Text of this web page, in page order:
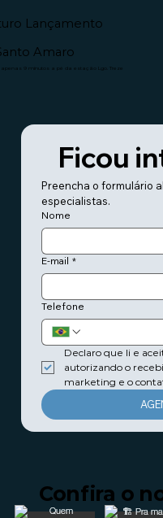
Amaro
9 minutos a pé da estação Lgo. Treze
Lançamento
Confira o
Ficou
Preencha o formulário
especialistas.
Nome
E-mail *
Telefone
Declaro que li e
autorizando o
marketing e o